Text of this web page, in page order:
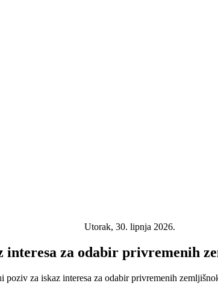
Utorak, 30. lipnja 2026.
interesa za odabir privremenih